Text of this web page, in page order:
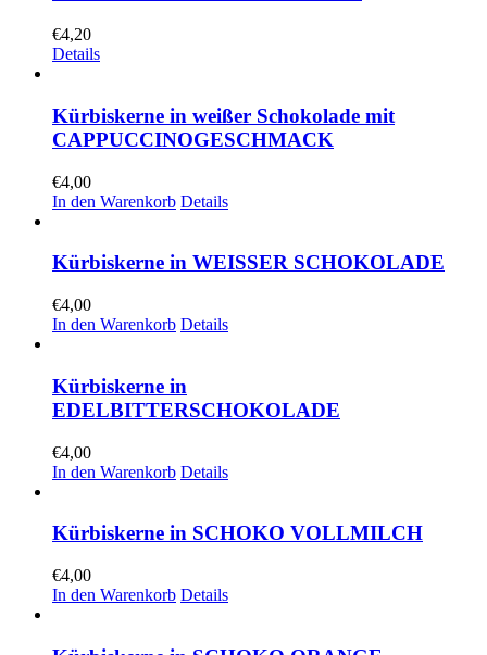
€4,20
Details
Kürbiskerne in weißer Schokolade mit
CAPPUCCINOGESCHMACK
€4,00
In den Warenkorb Details
Kürbiskerne in WEISSER SCHOKOLADE
€4,00
In den Warenkorb Details
Kürbiskerne in
EDELBITTERSCHOKOLADE
€4,00
In den Warenkorb Details
Kürbiskerne in SCHOKO VOLLMILCH
€4,00
In den Warenkorb Details